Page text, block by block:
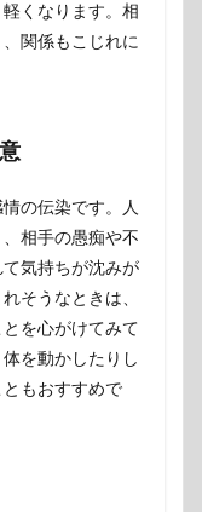
くなります。相
関係もこじれに
の伝染です。人
相手の愚痴や不
気持ちが沈みが
そうなときは、
を心がけてみて
を動かしたりし
もおすすめで